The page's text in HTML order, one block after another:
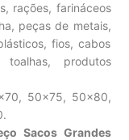
rações, farináceos
peças de metais,
fios, cabos
toalhas, produtos
50×75, 50×80,
Sacos Grandes